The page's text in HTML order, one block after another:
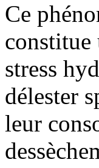
Ce
constitue
stress
délester
leur